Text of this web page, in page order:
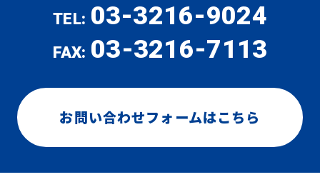
TEL: 03-3216-9024
FAX: 03-3216-7113
お問い合わせフォームはこちら